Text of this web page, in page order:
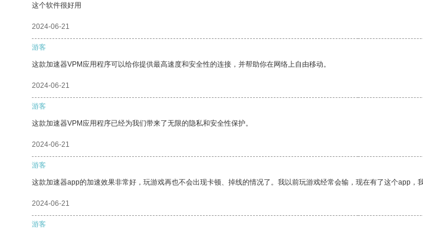
这个软件很好用
2024-06-21
游客
这款加速器VPM应用程序可以给你提供最高速度和安全性的连接，并帮助你在网络上自由移动。
2024-06-21
游客
这款加速器VPM应用程序已经为我们带来了无限的隐私和安全性保护。
2024-06-21
游客
这款加速器app的加速效果非常好，玩游戏再也不会出现卡顿、掉线的情况了。我以前玩游戏经常会输，现在有了这个app，
2024-06-21
游客